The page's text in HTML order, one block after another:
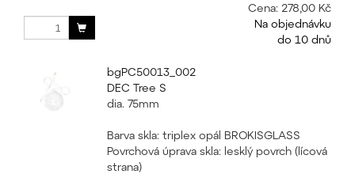
Cena: 278,00 Kč
Na objednávku
do 10 dnů
bgPC50013_002
DEC Tree S
dia. 75mm
Barva skla: triplex opál BROKISGLASS
Povrchová úprava skla: lesklý povrch (lícová
strana)